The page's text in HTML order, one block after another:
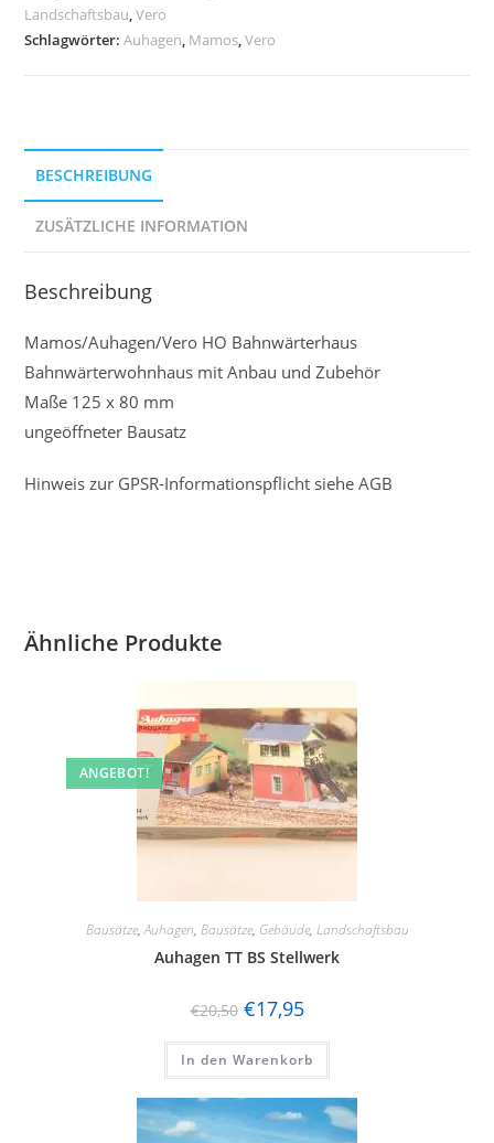
Landschaftsbau,Vero
Schlagwörter:Auhagen, Mamos,Vero
BESCHREIBUNG
ZUSÄTZLICHE INFORMATION
Beschreibung
Mamos/Auhagen/Vero HO Bahnwärterhaus
Bahnwärterwohnhaus mit Anbau und Zubehör
Maße 125 x 80 mm
ungeöffneter Bausatz
Hinweis zur GPSR-Informationspflicht siehe AGB
Ähnliche Produkte
ANGEBOT!
Bausätze,Auhagen, Bausätze, Gebäude, Landschaftsbau
Auhagen TT BS Stellwerk
€20,50 €17,95
In den Warenkorb